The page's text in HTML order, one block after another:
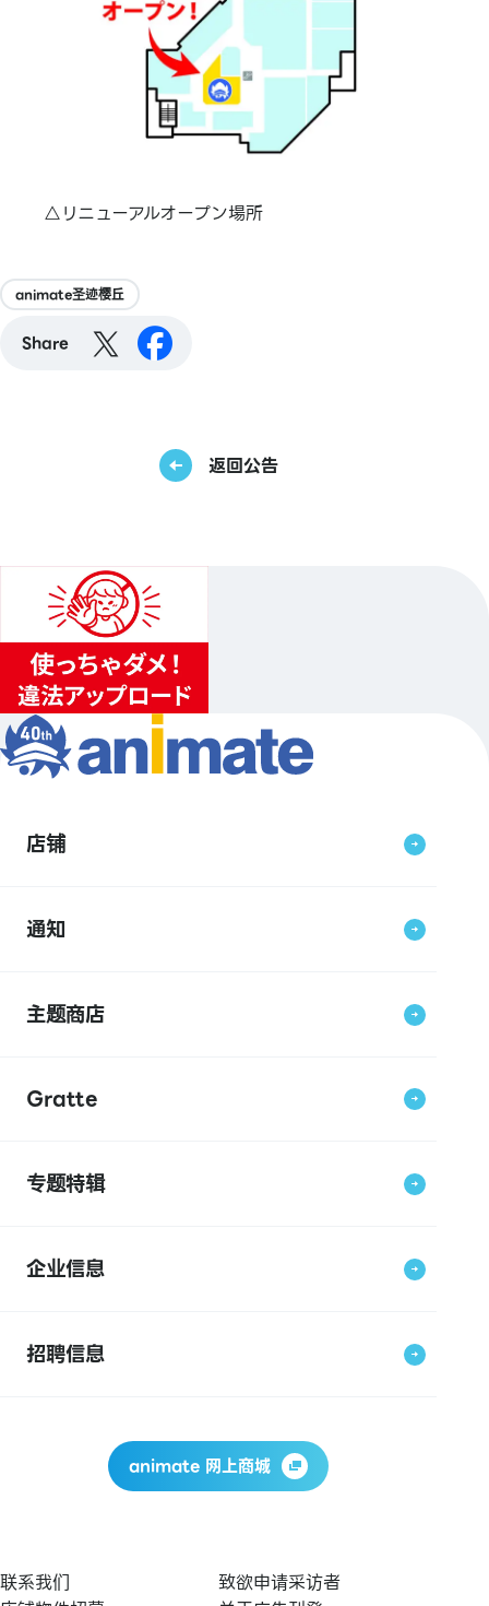
△リニューアルオープン場所
animate圣迹樱丘
Share
返回公告
店铺
通知
主题商店
Gratte
专题特辑
企业信息
招聘信息
animate 网上商城
联系我们
致欲申请采访者